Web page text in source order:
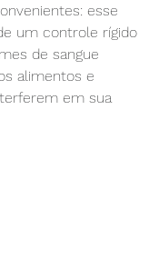
esse
um controle rígido
de sangue
alimentos e
em sua